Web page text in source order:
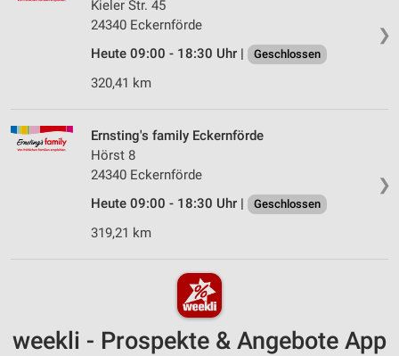
❯
Kieler Str. 45
24340 Eckernförde
Heute 09:00 - 18:30 Uhr |
Geschlossen
320,41 km
❯
Ernsting's family Eckernförde
Hörst 8
24340 Eckernförde
Heute 09:00 - 18:30 Uhr |
Geschlossen
319,21 km
weekli - Prospekte & Angebote App